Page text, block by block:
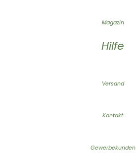
Magazin
Hilfe
Versand
Kontakt
Gewerbekunden